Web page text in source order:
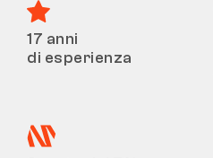
17 anni
di esperienza